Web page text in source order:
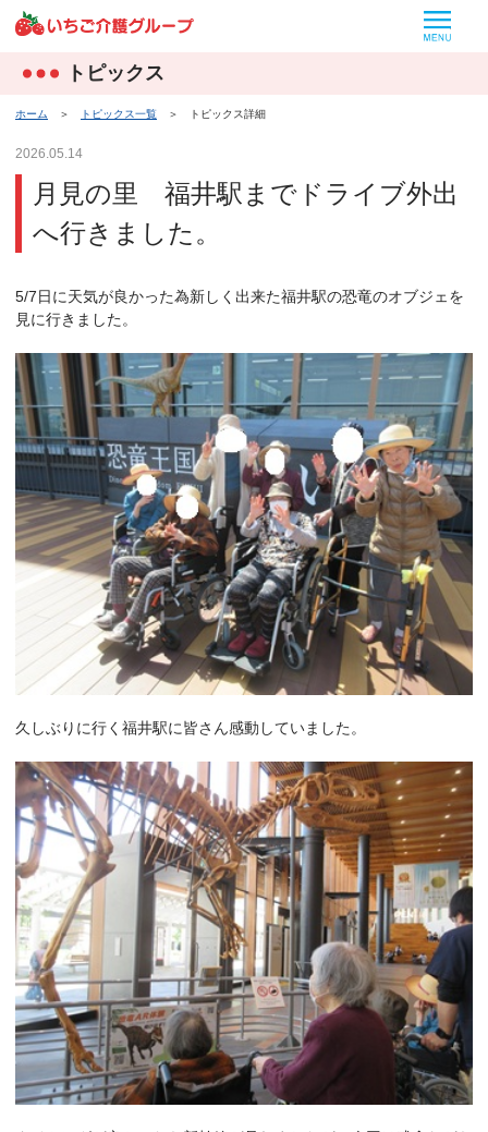
トピックス
ホーム ＞ トピックス一覧 ＞ トピックス詳細
2026.05.14
月見の里 福井駅までドライブ外出
へ行きました。
5/7日に天気が良かった為新しく出来た福井駅の恐竜のオブジェを
見に行きました。
久しぶりに行く福井駅に皆さん感動していました。